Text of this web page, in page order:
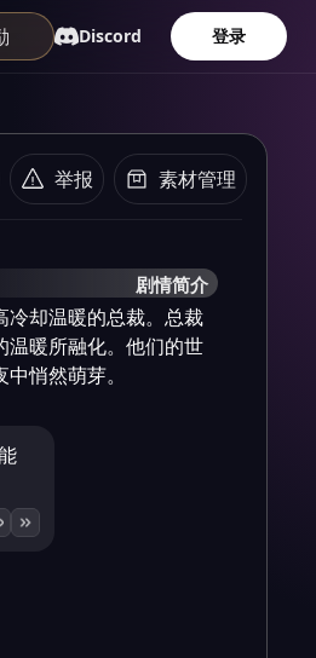
Discord 登录
举报 素材管理
剧情简介
冷却温暖的总裁。总裁
温暖所融化。他们的世
悄然萌芽。